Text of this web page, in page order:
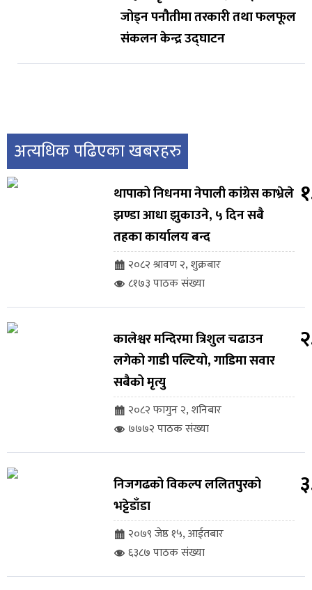
जोड्न पनौतीमा तरकारी तथा फलफूल
संकलन केन्द्र उद्घाटन
अत्यधिक पढिएका खबरहरु
थापाको निधनमा नेपाली कांग्रेस काभ्रेले
झण्डा आधा झुकाउने, ५ दिन सबै
तहका कार्यालय बन्द
२०८२ श्रावण २, शुक्रबार
८१७३ पाठक संख्या
कालेश्वर मन्दिरमा त्रिशुल चढाउन
लगेको गाडी पल्टियो, गाडिमा सवार
सबैको मृत्यु
२०८२ फागुन २, शनिबार
७७७२ पाठक संख्या
निजगढको विकल्प ललितपुरको
भट्टेडाँडा
२०७९ जेष्ठ १५, आईतबार
६३८७ पाठक संख्या